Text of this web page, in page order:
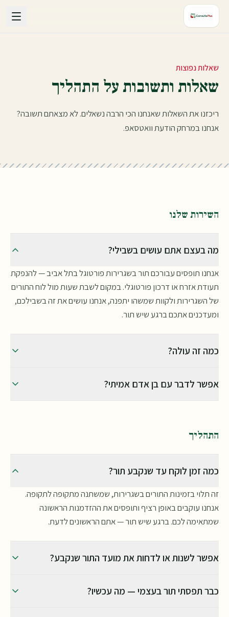
דילוג לתוכן
שאלות נפוצות
שאלות ותשובות על התהליך
ריכזנו את השאלות שאנחנו הכי הרבה נשאלים. לא מצאתם תשובה?
אנחנו במרחק הודעת וואטסאפ.
השירות שלנו
מה בעצם אתם עושים בשבילי?
אנחנו תופסים עבורכם תור בשגרירות פורטוגל בתל אביב — להנפקת
תעודת אזרח או דרכון פורטוגלי. במקום לשבת שעות מול לוח התורים
של השגרירות ולקוות שמשהו יתפנה, אנחנו עושים את זה בשבילכם,
ומעדכנים אתכם ברגע שיש תור.
כמה זה עולה?
אחד. הסכום כולל את כל הליווי עד מועד התור — מענה לשאלות,
השירות שלנו, ולא האגרה שמשלמים בשגרירות עצמה.
אפשר לדבר עם בן אדם אמיתי?
רק בשלב קביעת התור.
התהליך
כמה זמן לוקח עד שנקבע תור?
זה תלוי בזמינות התורים בשגרירות, שמשתנה מתקופה לתקופה.
אנחנו עוקבים באופן רציף ותופסים את ההזדמנות הראשונה
שמתאימה לכם. ברגע שיש תור — אתם הראשונים לדעת.
אפשר לשנות או לדחות את מועד התור שנקבע?
שכבר נקבע. לכן חשוב לוודא מראש שהמועדים שתמסרו לנו אכן
כבר תפסתי תור בעצמי — מה עכשיו?